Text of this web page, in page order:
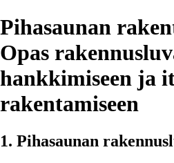
Pihasaunan
Opas
hankkimiseen ja
rakentamiseen
1. Pihasaunan